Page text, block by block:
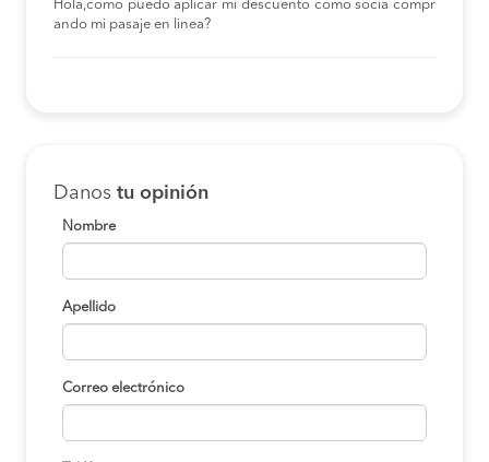
Hola,como puedo aplicar mi descuento como socia compr
ando mi pasaje en linea?
Danos tu opinión
Nombre
Apellido
Correo electrónico